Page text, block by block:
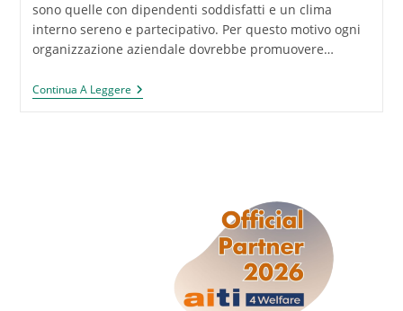
sono quelle con dipendenti soddisfatti e un clima
interno sereno e partecipativo. Per questo motivo ogni
organizzazione aziendale dovrebbe promuovere…
Continua A LeggereBENESSERE
ORGANIZZATIVO